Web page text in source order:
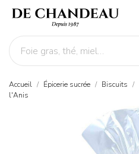
Accueil Épicerie sucrée Biscuits
l'Anis